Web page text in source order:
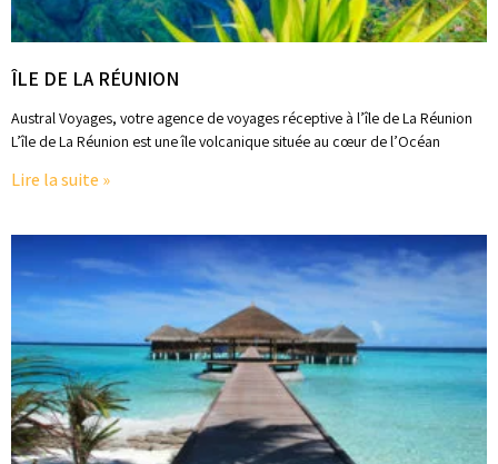
ÎLE DE LA RÉUNION
Austral Voyages, votre agence de voyages réceptive à l’île de La Réunion
L’île de La Réunion est une île volcanique située au cœur de l’Océan
Lire la suite »